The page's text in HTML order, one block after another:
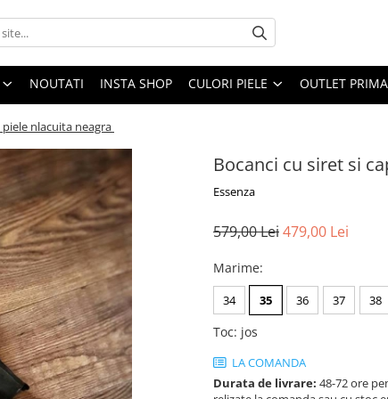
NOUTATI INSTA SHOP CULORI PIELE OUTLET
nlacuita neagra
Bocanci cu siret si
Essenza
579,00 Lei479,00 Lei
Marime:
34 35 36 37 38
Toc: jos
LA COMANDA
Durata de livrare: 48-72 ore